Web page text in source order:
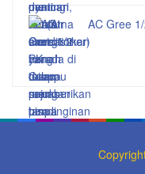
AC Gree